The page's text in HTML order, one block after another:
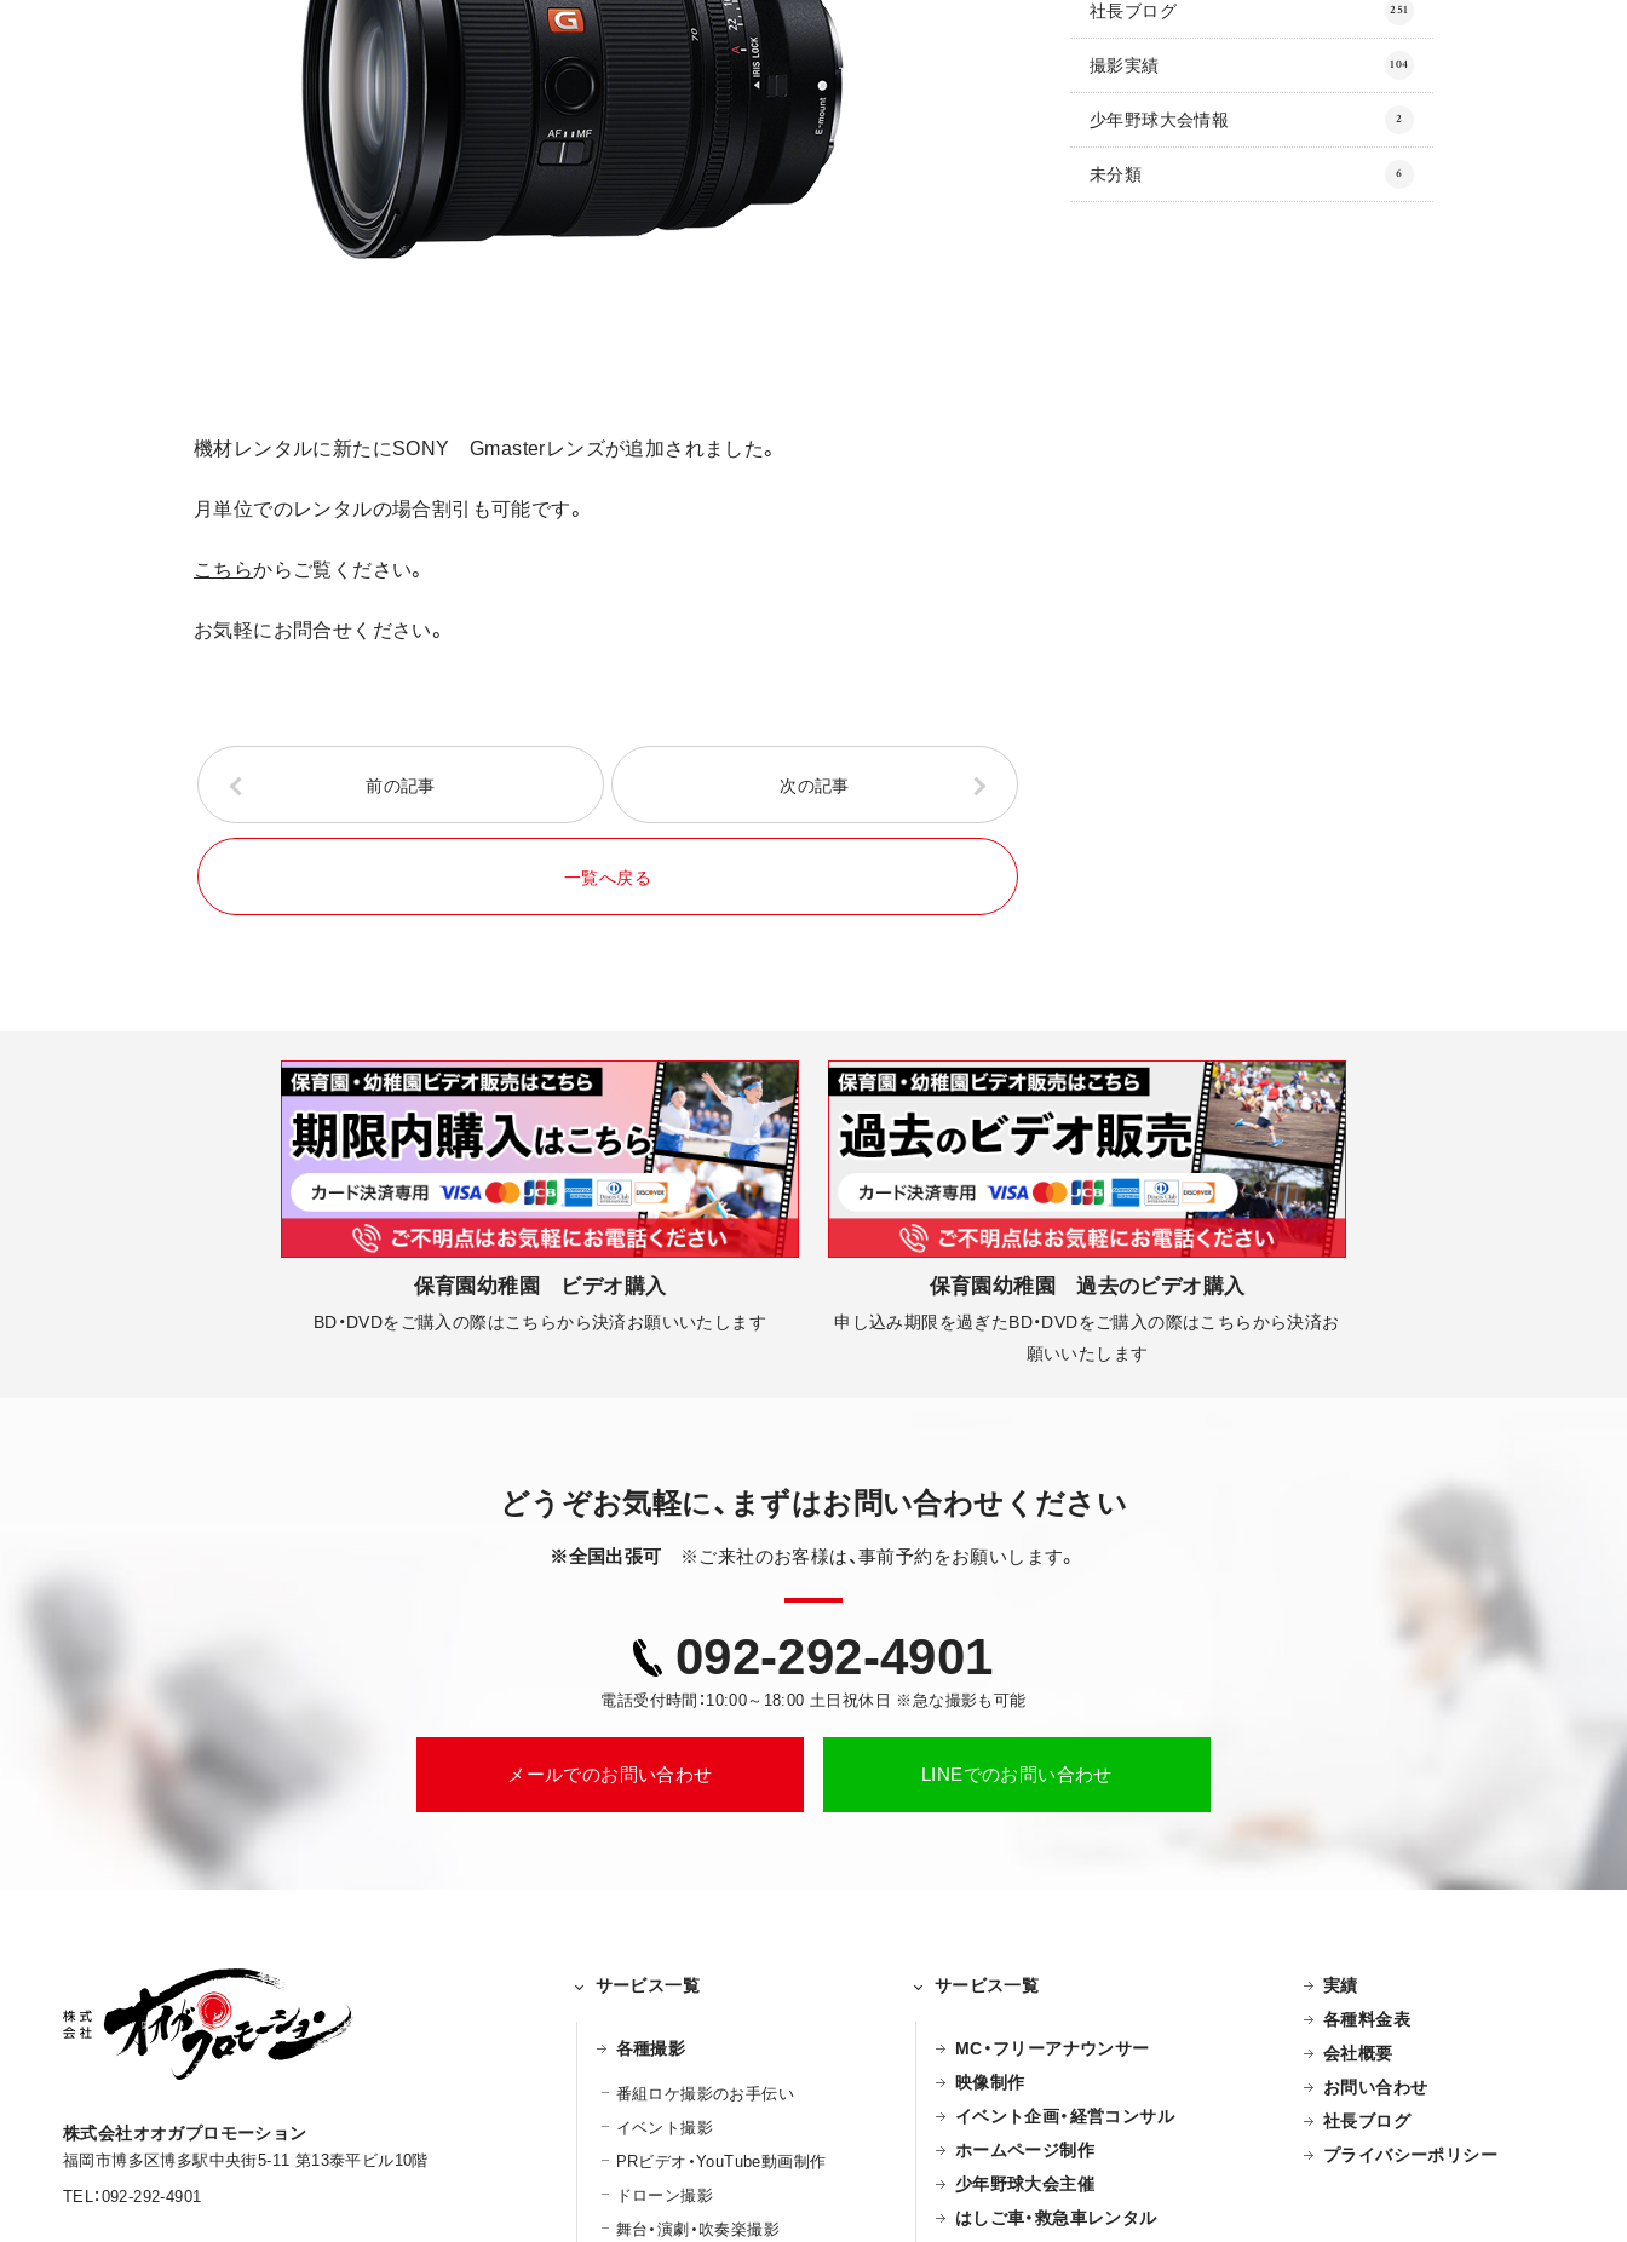
機材レンタルに新たにSONY Gmasterレンズが追加されました。
月単位でのレンタルの場合割引も可能です。
こちらからご覧ください。
お気軽にお問合せください。
前の記事 次の記事
一覧へ戻る
社長ブログ 251
撮影実績 104
少年野球大会情報 2
未分類 6
保育園幼稚園 ビデオ購入
BD・DVDをご購入の際はこちらから決済お願いいたします
保育園幼稚園 過去のビデオ購入
申し込み期限を過ぎたBD・DVDをご購入の際はこちらから決済お
願いいたします
どうぞお気軽に、 まずはお問い合わせください
※全国出張可 ※ご来社のお客様は、事前予約をお願いします。
092-292-4901
電話受付時間：10:00～18:00 土日祝休日 ※急な撮影も可能
メールでのお問い合わせ LINEでのお問い合わせ
株式会社オオガプロモーション
福岡市博多区博多駅中央街5-11 第13泰平ビル10階
TEL：092-292-4901
サービス一覧
各種撮影
番組ロケ撮影のお手伝い
イベント撮影
PRビデオ・YouTube動画制作
ドローン撮影
舞台・演劇・吹奏楽撮影
サービス一覧
MC・フリーアナウンサー
映像制作
イベント企画・経営コンサル
ホームページ制作
少年野球大会主催
はしご車・救急車レンタル
実績
各種料金表
会社概要
お問い合わせ
社長ブログ
プライバシーポリシー